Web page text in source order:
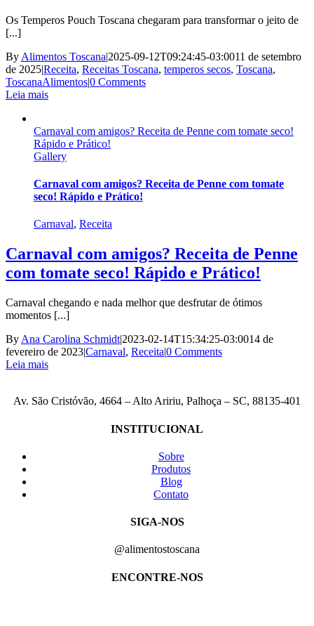
Os Temperos Pouch Toscana chegaram para transformar o jeito de
[...]
By Alimentos Toscana|2025-09-12T09:24:45-03:0011 de setembro
de 2025|Receita, Receitas Toscana, temperos secos, Toscana,
ToscanaAlimentos|0 Comments
Leia mais
Carnaval com amigos? Receita de Penne com tomate seco!
Rápido e Prático!
Gallery
Carnaval com amigos? Receita de Penne com tomate
seco! Rápido e Prático!
Carnaval, Receita
Carnaval com amigos? Receita de Penne
com tomate seco! Rápido e Prático!
Carnaval chegando e nada melhor que desfrutar de ótimos
momentos [...]
By Ana Carolina Schmidt|2023-02-14T15:34:25-03:0014 de
fevereiro de 2023|Carnaval, Receita|0 Comments
Leia mais
Av. São Cristóvão, 4664 – Alto Aririu, Palhoça – SC, 88135-401
INSTITUCIONAL
Sobre
Produtos
Blog
Contato
SIGA-NOS
@alimentostoscana
ENCONTRE-NOS